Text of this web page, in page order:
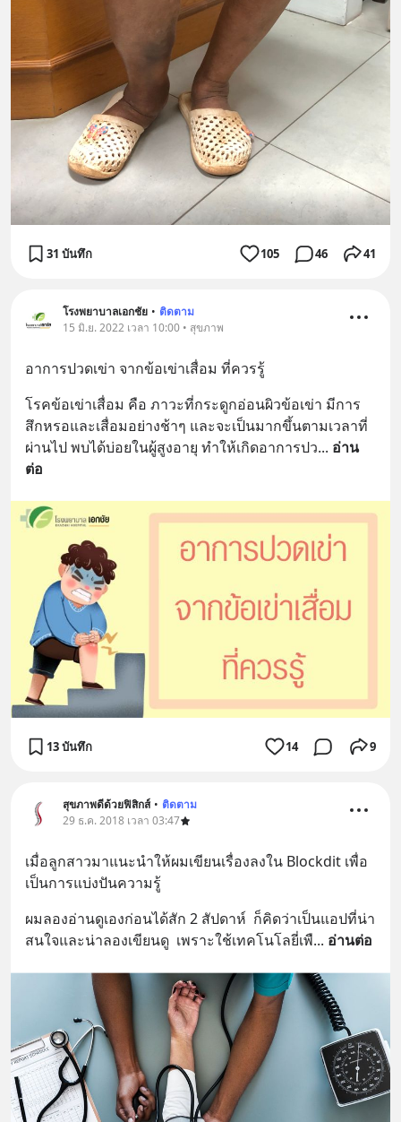
31 บันทึก 105 46 41
โรงพยาบาลเอกชัย • ติดตาม
15 มิ.ย. 2022 เวลา 10:00 • สุขภาพ
อาการปวดเข่า จากข้อเข่าเสื่อม ที่ควรรู้
โรคข้อเข่าเสื่อม คือ ภาวะที่กระดูกอ่อนผิวข้อเข่า มีการ
สึกหรอและเสื่อมอย่างช้าๆ และจะเป็นมากขึ้นตามเวลาที่
ผ่านไป พบได้บ่อยในผู้สูงอายุ ทำให้เกิดอาการปว... อ่าน
ต่อ
13 บันทึก 14 9
สุขภาพดีด้วยฟิสิกส์ • ติดตาม
29 ธ.ค. 2018 เวลา 03:47
เมื่อลูกสาวมาแนะนำให้ผมเขียนเรื่องลงใน Blockdit เพื่อ
เป็นการแบ่งปันความรู้
ผมลองอ่านดูเองก่อนได้สัก 2 สัปดาห์  ก็คิดว่าเป็นแอปที่น่า
สนใจและน่าลองเขียนดู  เพราะใช้เทคโนโลยี่เพื... อ่านต่อ